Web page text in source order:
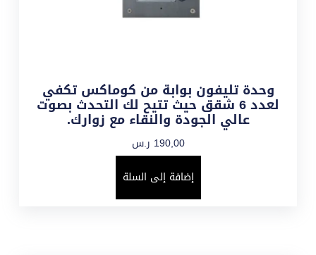
وحدة تليفون بوابة من كوماكس تكفي
لعدد 6 شقق حيث تتيح لك التحدث بصوت
عالي الجودة والنقاء مع زوارك.
190,00 ر.س
إضافة إلى السلة